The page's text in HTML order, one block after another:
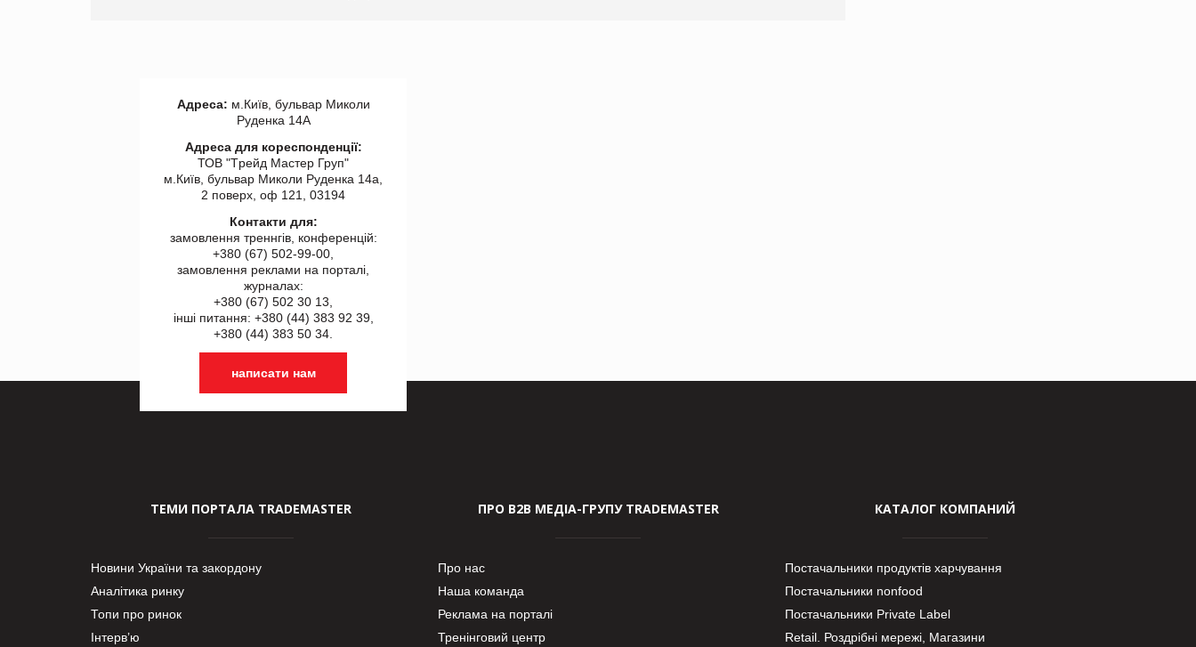
Адреса: м.Київ, бульвар Миколи
Руденка 14А
Адреса для кореспонденції:
ТОВ "Tрейд Мастер Груп"
м.Київ, бульвар Миколи Руденка 14а,
2 поверх, оф 121, 03194
Контакти для:
замовлення треннгів, конференцій:
+380 (67) 502-99-00,
замовлення реклами на порталі,
журналах:
+380 (67) 502 30 13,
інші питання: +380 (44) 383 92 39,
+380 (44) 383 50 34.
написати нам
ТЕМИ ПОРТАЛА TRADEMASTER
Новини України та закордону
Аналітика ринку
Топи про ринок
Інтерв’ю
ПРО В2В МЕДІА-ГРУПУ TRADEMASTER
Про нас
Наша команда
Реклама на порталі
Тренінговий центр
КАТАЛОГ КОМПАНИЙ
Постачальники продуктів харчування
Постачальники nonfood
Постачальники Private Label
Retail. Роздрібні мережі, Магазини